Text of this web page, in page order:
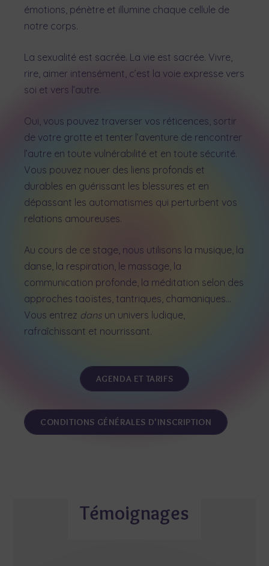
émotions, pénètre et illumine chaque cellule de
notre corps.
La sexualité est sacrée. La vie est sacrée. Vivre,
rire, aimer intensément, c’est la voie expresse vers
soi et vers l’autre.
Oui, vous pouvez traverser vos réticences, sortir
de votre grotte et tenter l’aventure de rencontrer
l’autre en toute vulnérabilité et en toute sécurité.
Vous pouvez nouer des liens profonds et
durables en guérissant les blessures et en
dépassant les automatismes qui perturbent vos
relations amoureuses.
Au cours de ce stage, nous utilisons la musique, la
danse, la respiration, le massage, la
communication profonde, la méditation selon des
approches taoïstes, tantriques, chamaniques…
Vous entrez dans un univers ludique,
rafraîchissant et nourrissant
AGENDA ET TARIFS
CONDITIONS GÉNÉRALES D'INSCRIPTION
Témoignages